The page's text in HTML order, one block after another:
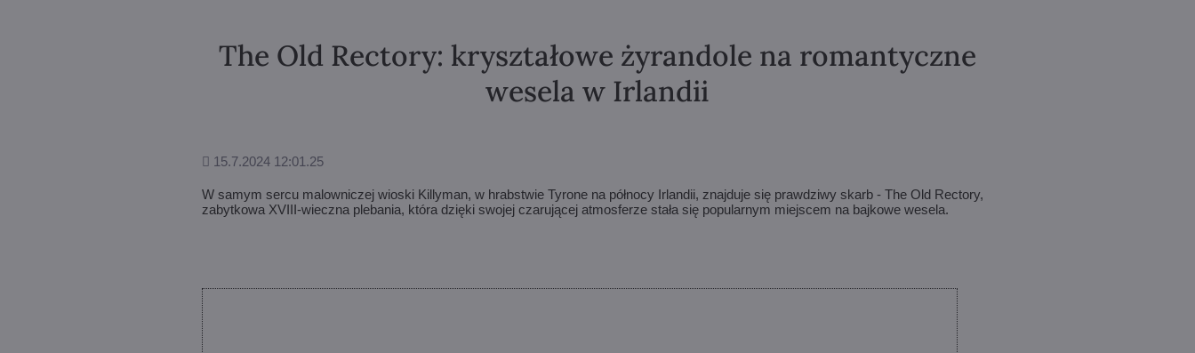
The Old Rectory: kryształowe żyrandole na romantyczne
wesela w Irlandii
Dodane
15.7.2024 12:01.25
W samym sercu malowniczej wioski Killyman, w hrabstwie Tyrone na północy Irlandii, znajduje się prawdziwy skarb - The Old Rectory,
zabytkowa XVIII-wieczna plebania, która dzięki swojej czarującej atmosferze stała się popularnym miejscem na bajkowe wesela.